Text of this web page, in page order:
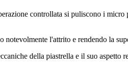
controllata si puliscono i
l'attrito e rendendo la
della piastrella e il suo